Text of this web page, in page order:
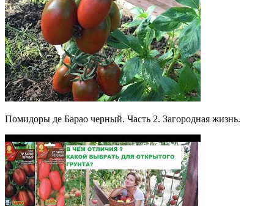
Помидоры де Барао черный. Часть 2. Загородная жизнь.